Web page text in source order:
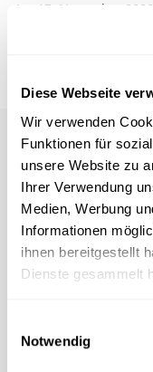
Diese Webseite
Wir verwenden
Funktionen für
unsere Website zu
Ihrer Verwendung
Medien, Werbung
Informationen
ihnen bereitgestellt
Dienste gesammelt
Notwendig
Am 17. November
Auch in